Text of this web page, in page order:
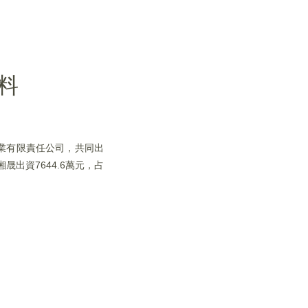
有限責任公司，共同出
晟出資7644.6萬元，占